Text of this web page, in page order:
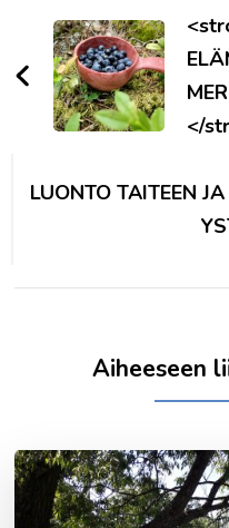
selaus
</
LUONTO TAITEEN
Aiheeseen